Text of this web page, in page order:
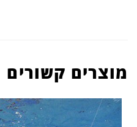
מוצרים קשורים